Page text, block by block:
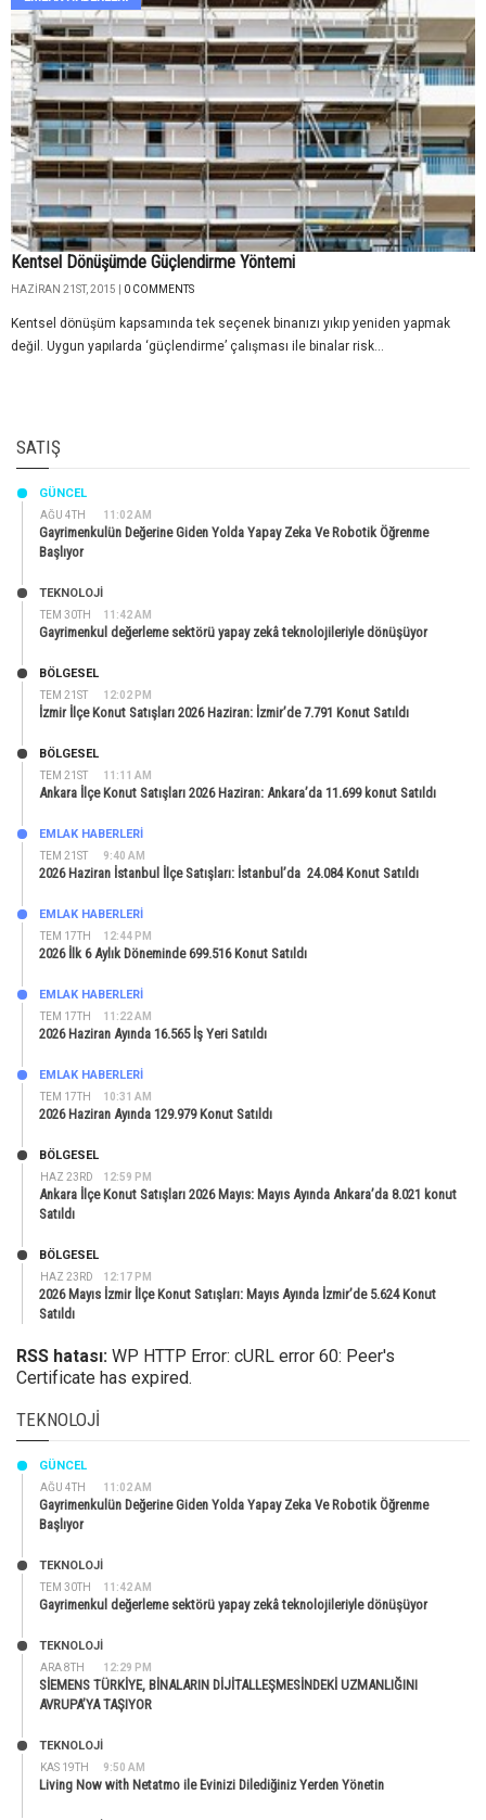
Kentsel Dönüşümde Güçlendirme Yöntemi
HAZIRAN 21ST, 2015 | 0 COMMENTS
Kentsel dönüşüm kapsamında tek seçenek binanızı yıkıp yeniden yapmak
değil. Uygun yapılarda ‘güçlendirme’ çalışması ile binalar risk...
SATIŞ
AĞU 4TH 11:02 AM
GÜNCEL
Gayrimenkulün Değerine Giden Yolda Yapay Zeka Ve Robotik Öğrenme
Başlıyor
TEM 30TH 11:42 AM
TEKNOLOJİ
Gayrimenkul değerleme sektörü yapay zekâ teknolojileriyle dönüşüyor
TEM 21ST 12:02 PM
BÖLGESEL
İzmir İlçe Konut Satışları 2026 Haziran: İzmir’de 7.791 Konut Satıldı
TEM 21ST 11:11 AM
BÖLGESEL
Ankara İlçe Konut Satışları 2026 Haziran: Ankara’da 11.699 konut Satıldı
TEM 21ST 9:40 AM
EMLAK HABERLERI
2026 Haziran İstanbul İlçe Satışları: İstanbul’da 24.084 Konut Satıldı
TEM 17TH 12:44 PM
EMLAK HABERLERI
2026 İlk 6 Aylık Döneminde 699.516 Konut Satıldı
TEM 17TH 11:22 AM
EMLAK HABERLERI
2026 Haziran Ayında 16.565 İş Yeri Satıldı
TEM 17TH 10:31 AM
EMLAK HABERLERI
2026 Haziran Ayında 129.979 Konut Satıldı
HAZ 23RD 12:59 PM
BÖLGESEL
Ankara İlçe Konut Satışları 2026 Mayıs: Mayıs Ayında Ankara’da 8.021 konut
Satıldı
HAZ 23RD 12:17 PM
BÖLGESEL
2026 Mayıs İzmir İlçe Konut Satışları: Mayıs Ayında İzmir’de 5.624 Konut
Satıldı
RSS hatası: WP HTTP Error: cURL error 60: Peer's
Certificate has expired.
TEKNOLOJI
AĞU 4TH 11:02 AM
GÜNCEL
Gayrimenkulün Değerine Giden Yolda Yapay Zeka Ve Robotik Öğrenme
Başlıyor
TEM 30TH 11:42 AM
TEKNOLOJİ
Gayrimenkul değerleme sektörü yapay zekâ teknolojileriyle dönüşüyor
ARA 8TH 12:29 PM
TEKNOLOJİ
SİEMENS TÜRKİYE, BİNALARIN DİJİTALLEŞMESİNDEKİ UZMANLIĞINI
AVRUPA’YA TAŞIYOR
KAS 19TH 9:50 AM
TEKNOLOJİ
Living Now with Netatmo ile Evinizi Dilediğiniz Yerden Yönetin